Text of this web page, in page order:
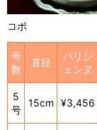
コポ
号
数
直径
パリジ
ェンヌ
5
号
15cm ¥3,456